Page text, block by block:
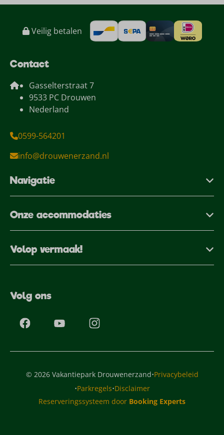
Veilig betalen
Contact
Gasselterstraat 7
9533 PC Drouwen
Nederland
0599-564201
info@drouwenerzand.nl
Navigatie
Onze accommodaties
Volop vermaak!
Volg ons
© 2026 Vakantiepark Drouwenerzand·Privacybeleid
·Parkregels·Disclaimer
Reserveringssysteem door Booking Experts